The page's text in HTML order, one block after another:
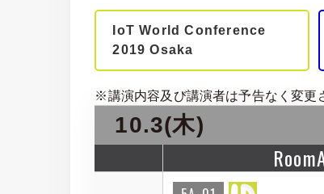
IoT World Conference
2019 Osaka
※講演内容及び講演者は予告なく変更
10.3(木)